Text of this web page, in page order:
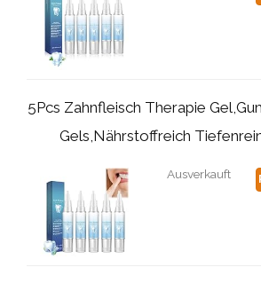
5Pcs Zahnfleisch Therapie
Gels,Nährstoffreich
Ausverkauft